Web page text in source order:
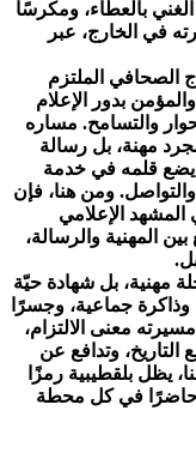
بالعطاء، ومكرسًا
في الخارج، عبر
الملتزم
بدور الإعلام
والتسامح. مساره
مهنة، بل رسالة
يضع قلمه في خدمة
والتواصل. ومن هنا، فإن
الإعلامي
المهنية والرسالة،
مهنية، بل شهادة حيّة
جماعية، وجسرًا
معنى الالتزام،
وتدافع عن
يظل بلقطيبية رمزًا
حاضرًا في كل محطة